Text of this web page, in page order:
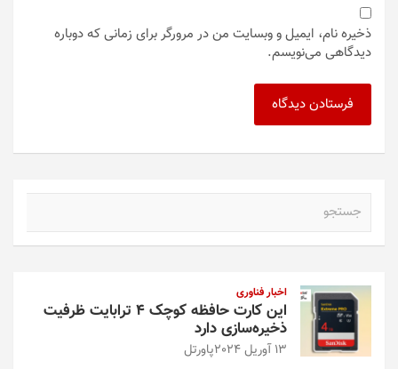
ذخیره نام، ایمیل و وبسایت من در مرورگر برای زمانی که دوباره
دیدگاهی می‌نویسم.
اخبار فناوری
این کارت حافظه کوچک ۴ ترابایت ظرفیت
ذخیره‌سازی دارد
13 آوریل 2024 پاورتل